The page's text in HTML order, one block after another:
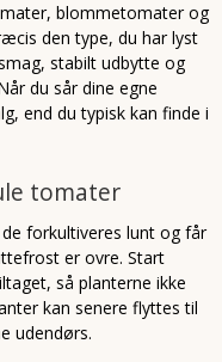
blommetomater og
den type, du har lyst
stabilt udbytte og
du sår dine egne
end du typisk kan finde i
tomater
forkultiveres lunt og får
er ovre. Start
så planterne ikke
kan senere flyttes til
udendørs.